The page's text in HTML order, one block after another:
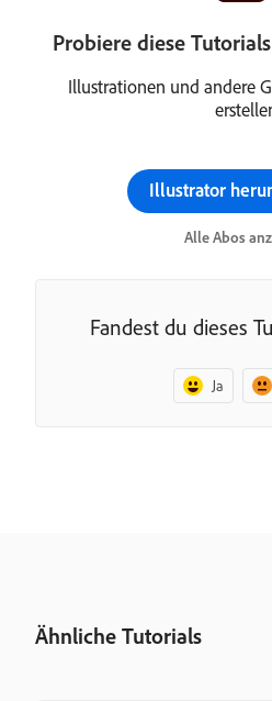
Probiere diese
Illustrationen und andere
Illustrator
Alle Abos
Fandest du dieses
Ja
Ähnliche Tutorials